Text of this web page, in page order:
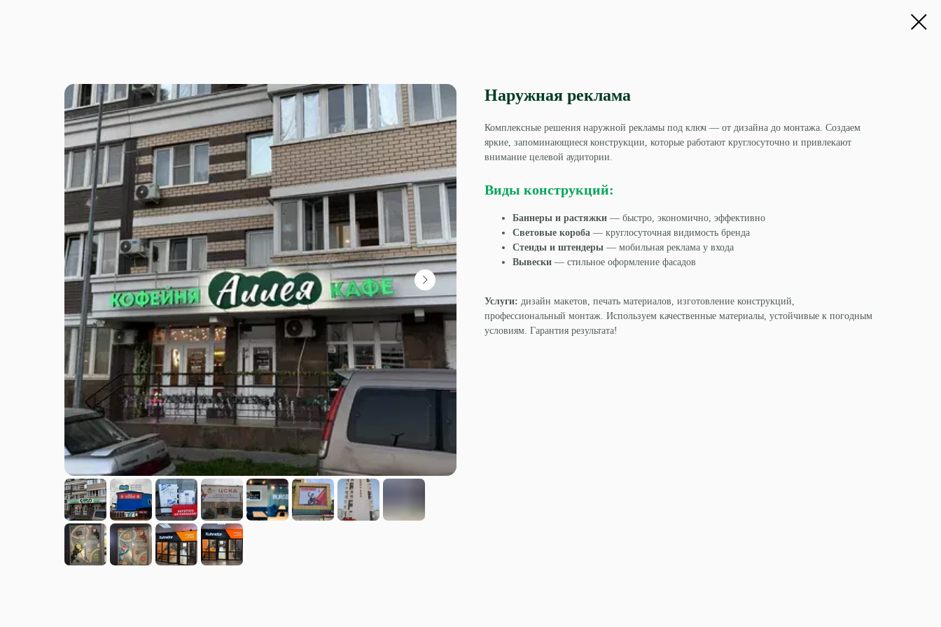
Наружная реклама
Комплексные решения наружной рекламы под ключ — от дизайна до монтажа. Создаем
яркие, запоминающиеся конструкции, которые работают круглосуточно и привлекают
внимание целевой аудитории.
Виды конструкций:
Баннеры и растяжки — быстро, экономично, эффективно
Световые короба — круглосуточная видимость бренда
Стенды и штендеры — мобильная реклама у входа
Вывески — стильное оформление фасадов
Услуги: дизайн макетов, печать материалов, изготовление конструкций,
профессиональный монтаж. Используем качественные материалы, устойчивые к погодным
условиям. Гарантия результата!